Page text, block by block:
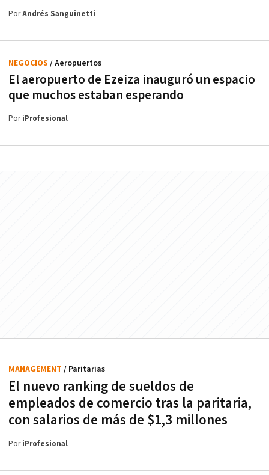
PorAndrés Sanguinetti
El aeropuerto de Ezeiza inauguró un espacio
que muchos estaban esperando
NEGOCIOS / Aeropuertos
PoriProfesional
El nuevo ranking de sueldos de
empleados de comercio tras la paritaria,
con salarios de más de $1,3 millones
MANAGEMENT / Paritarias
PoriProfesional